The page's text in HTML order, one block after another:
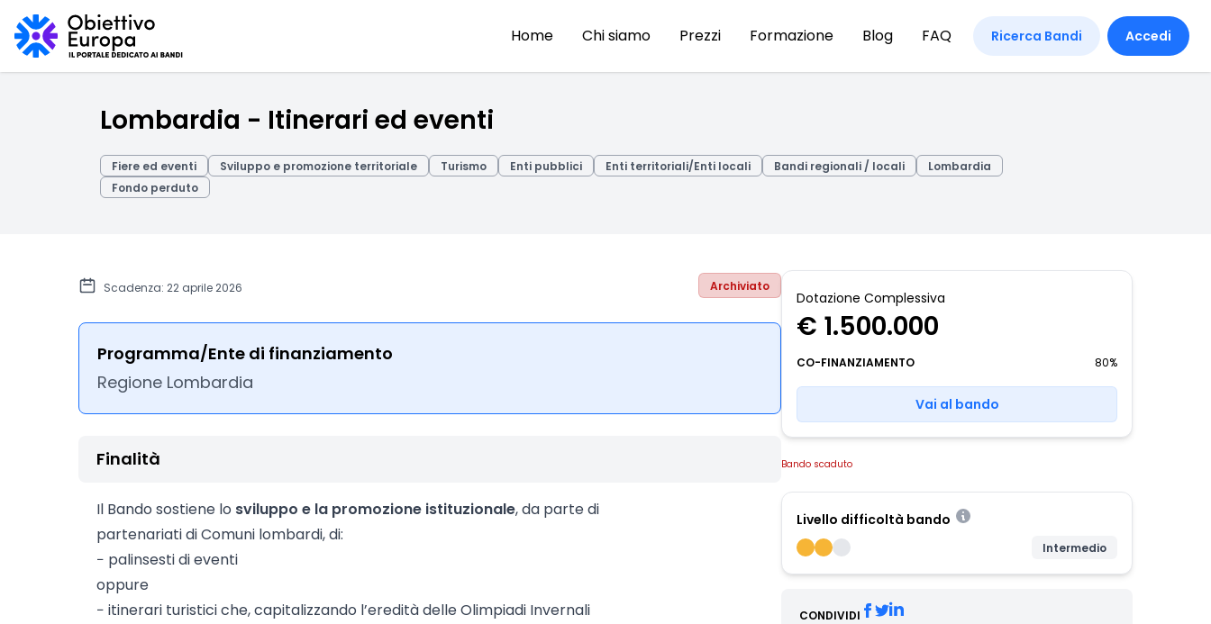
Home Chi siamo Prezzi Formazione Blog FAQ Ricerca Bandi Accedi
Lombardia - Itinerari ed eventi
Fiere ed eventi Sviluppo e promozione territoriale Turismo Enti pubblici Enti territoriali/Enti locali Bandi regionali / locali
Lombardia
Fondo perduto
Scadenza: 22 aprile 2026 Archiviato
Programma/Ente di finanziamento
Regione Lombardia
Finalità
Il Bando sostiene lo sviluppo e la promozione istituzionale, da parte di
partenariati di Comuni lombardi, di:
− palinsesti di eventi
oppure
− itinerari turistici che, capitalizzando l’eredità delle Olimpiadi Invernali
Dotazione Complessiva
€ 1.500.000
CO-FINANZIAMENTO 80%
Vai al bando
Bando scaduto
Livello difficoltà bando
Intermedio
CONDIVIDI